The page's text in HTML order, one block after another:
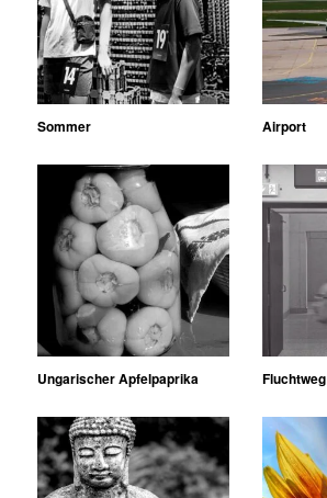
Sommer Airport
Ungarischer Apfelpaprika Fluchtweg